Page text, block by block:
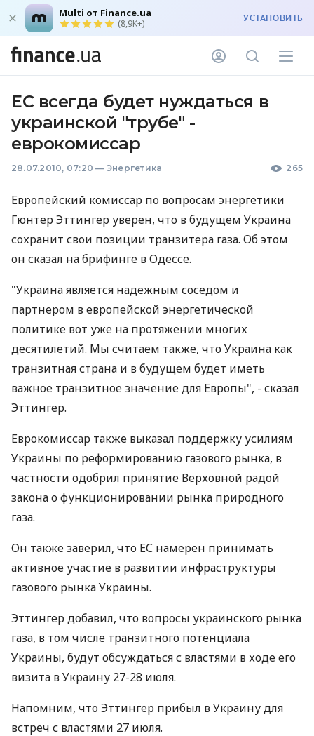
Multi от Finance.ua
(8,9K+) УСТАНОВИТЬ
ЕС всегда будет нуждаться в
украинской "трубе" -
еврокомиссар
28.07.2010, 07:20 — Энергетика 265
Европейский комиссар по вопросам энергетики
Гюнтер Эттингер уверен, что в будущем Украина
сохранит свои позиции транзитера газа. Об этом
он сказал на брифинге в Одессе.
"Украина является надежным соседом и
партнером в европейской энергетической
политике вот уже на протяжении многих
десятилетий. Мы считаем также, что Украина как
транзитная страна и в будущем будет иметь
важное транзитное значение для Европы", - сказал
Эттингер.
Еврокомиссар также выказал поддержку усилиям
Украины по реформированию газового рынка, в
частности одобрил принятие Верховной радой
закона о функционировании рынка природного
газа.
Он также заверил, что ЕС намерен принимать
активное участие в развитии инфраструктуры
газового рынка Украины.
Эттингер добавил, что вопросы украинского рынка
газа, в том числе транзитного потенциала
Украины, будут обсуждаться с властями в ходе его
визита в Украину 27-28 июля.
Напомним, что Эттингер прибыл в Украину для
встреч с властями 27 июля.